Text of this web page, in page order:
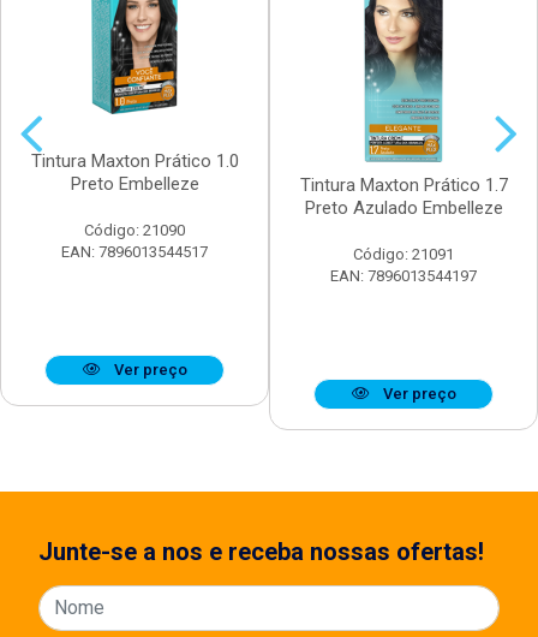
Tintura Maxton Prático 1.0
Preto Embelleze
Código: 21090
EAN: 7896013544517
Ver preço
Tintura Maxton Prático 1.7
Preto Azulado Embelleze
Código: 21091
EAN: 7896013544197
Ver preço
Junte-se a nos e receba nossas ofertas!